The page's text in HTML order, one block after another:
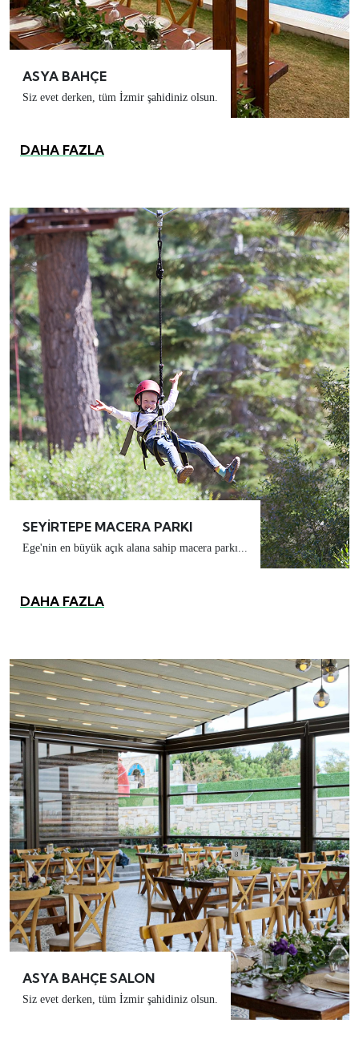
ASYA BAHÇE
Siz evet derken, tüm İzmir şahidiniz olsun.
DAHA FAZLA
SEYİRTEPE MACERA PARKI
Ege'nin en büyük açık alana sahip macera parkı...
DAHA FAZLA
ASYA BAHÇE SALON
Siz evet derken, tüm İzmir şahidiniz olsun.